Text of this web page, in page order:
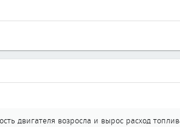
двигателя возросла и вырос расход